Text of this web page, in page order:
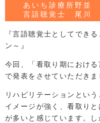
あいち診療所野並
言語聴覚士 尾川
『言語聴覚士としてでき
ン～』
今回、「看取り期におけ
で発表をさせていただきま
リハビリテーションとい
イメージが強く、看取り
が多いと感じています。